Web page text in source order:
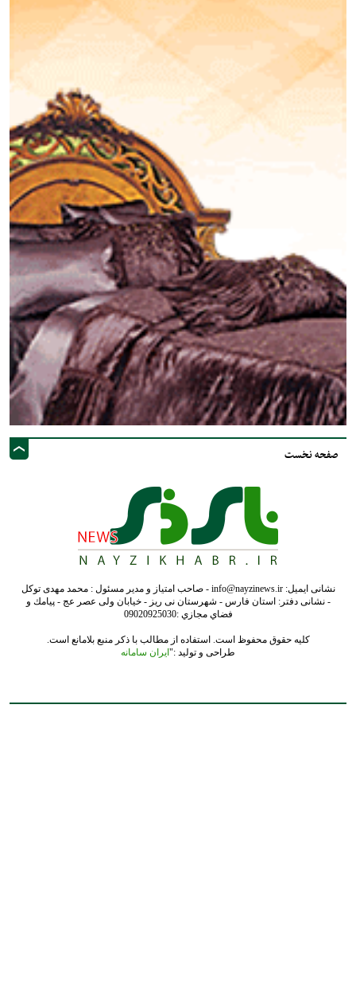
صفحه نخست
نشانی ایمیل: info@nayzinews.ir - صاحب امتیاز و مدیر مسئول : محمد مهدی توکل
- نشانی دفتر: استان فارس - شهرستان نی ریز - خیابان ولی عصر عج - پيامك و
فضاي مجازي :09020925030
کلیه حقوق محفوظ است. استفاده از مطالب با ذکر منبع بلامانع است.
طراحی و تولید :"ایران سامانه